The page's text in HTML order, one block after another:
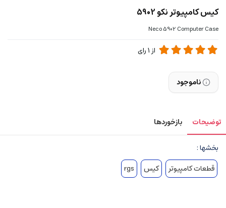
کیس کامپیوتر نکو 5902
Neco 5902 Computer Case
از 1رای
ناموجود
توضیحات بازخوردها
بخشها :
قطعات کامپیوتر
کیس rgs